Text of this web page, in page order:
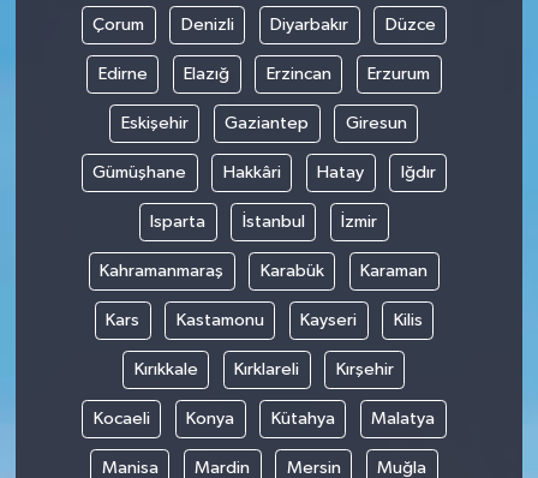
Çorum Denizli Diyarbakır Düzce
Edirne Elazığ Erzincan Erzurum
Eskişehir Gaziantep Giresun
Gümüşhane Hakkâri Hatay Iğdır
Isparta İstanbul İzmir
Kahramanmaraş Karabük Karaman
Kars Kastamonu Kayseri Kilis
Kırıkkale Kırklareli Kırşehir
Kocaeli Konya Kütahya Malatya
Manisa Mardin Mersin Muğla